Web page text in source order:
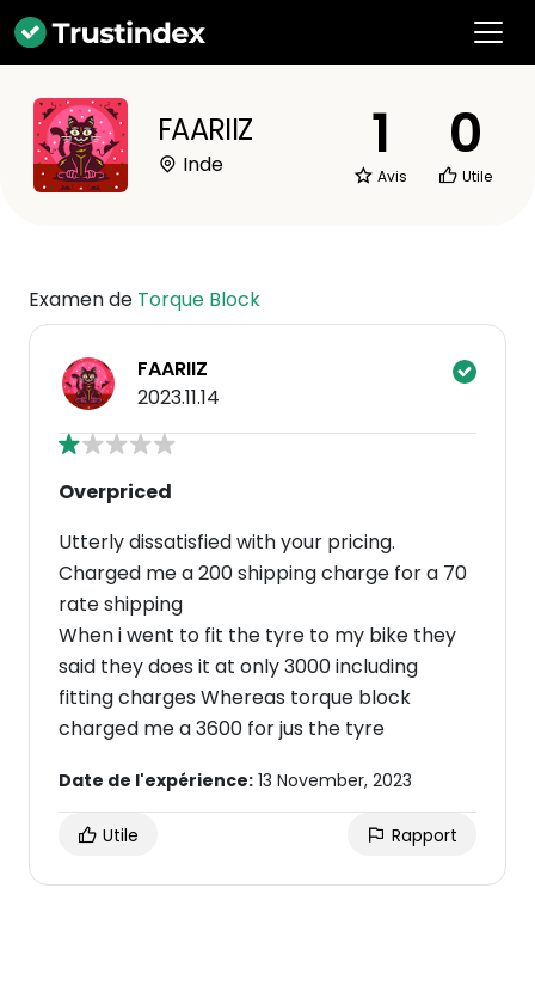
FAARIIZ
Inde 1
Avis
0
Utile
Examen de Torque Block
FAARIIZ
2023.11.14
Overpriced
Utterly dissatisfied with your pricing.
Charged me a 200 shipping charge for a 70
rate shipping
When i went to fit the tyre to my bike they
said they does it at only 3000 including
fitting charges Whereas torque block
charged me a 3600 for jus the tyre
Date de l'expérience: 13 November, 2023
Utile Rapport